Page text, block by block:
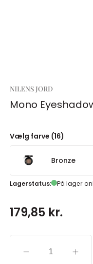
NILENS JORD
Mono
Vælg farve (16)
Bronze
Lagerstatus: På lager
179,85 kr.